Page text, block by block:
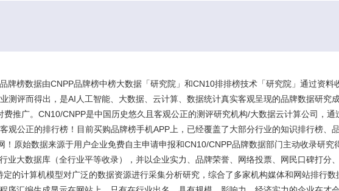
牌榜数据由CNPP品牌榜中榜大数据「研究院」和CN10排排榜技术「研究院」通过资料
测评而得出，是AI人工智能、大数据、云计算、数据统计真实客观呈现的品牌数据研究
推广。CN10/CNPP是中国历史悠久且客观公正的测评研究机构/大数据云计算公司，
观公正的排行榜！目前买购品牌榜手机APP上，已经覆盖了大部分行业的知识排行榜、
！原始数据来源于用户企业免费自主申请申报和CN10/CNPP品牌数据部门主动收录研究
业大数据库（全行业平等收录），并以企业实力、品牌荣誉、网络投票、网民口碑打分
的计算机模型对广泛的数据资源进行采集分析研究，综合了多家机构媒体和网站排行